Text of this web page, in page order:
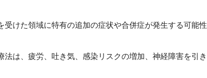
けた領域に特有の追加の症状や合併症が発生する可能性
は、疲労、吐き気、感染リスクの増加、神経障害を引き